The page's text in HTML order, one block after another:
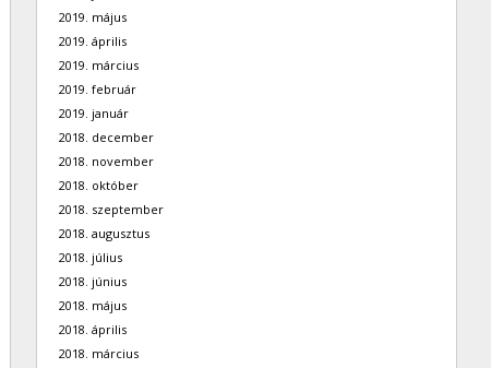
2019. május
2019. április
2019. március
2019. február
2019. január
2018. december
2018. november
2018. október
2018. szeptember
2018. augusztus
2018. július
2018. június
2018. május
2018. április
2018. március